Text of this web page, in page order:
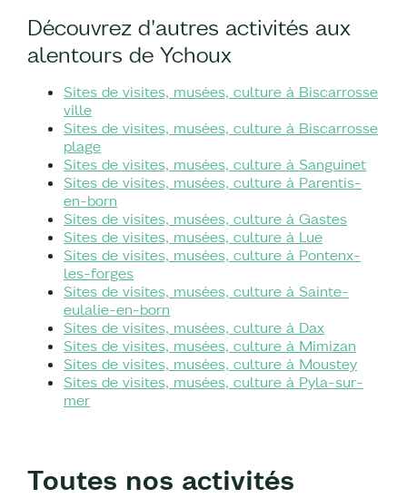
Découvrez d'autres activités aux
alentours de Ychoux
Sites de visites, musées, culture à Biscarrosse
ville
Sites de visites, musées, culture à Biscarrosse
plage
Sites de visites, musées, culture à Sanguinet
Sites de visites, musées, culture à Parentis-
en-born
Sites de visites, musées, culture à Gastes
Sites de visites, musées, culture à Lue
Sites de visites, musées, culture à Pontenx-
les-forges
Sites de visites, musées, culture à Sainte-
eulalie-en-born
Sites de visites, musées, culture à Dax
Sites de visites, musées, culture à Mimizan
Sites de visites, musées, culture à Moustey
Sites de visites, musées, culture à Pyla-sur-
mer
Toutes nos activités